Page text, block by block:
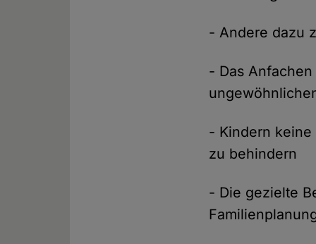
- Andere dazu
- Das
- Kindern keine
zu behindern
- Die gezielte